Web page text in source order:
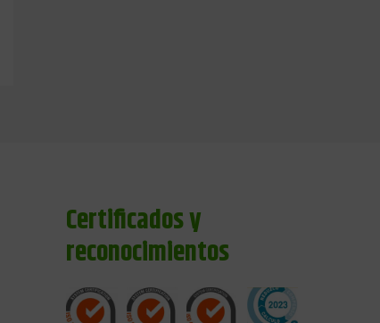
Certificados y
reconocimientos